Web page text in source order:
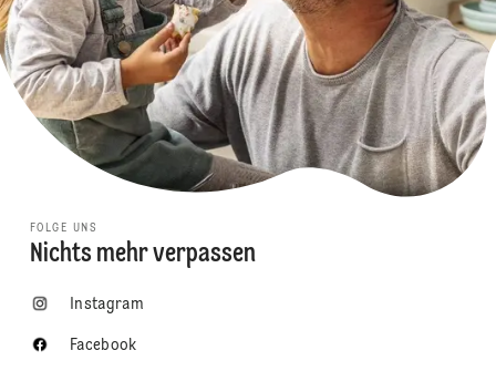
FOLGE UNS
Nichts mehr verpassen
Instagram
Facebook